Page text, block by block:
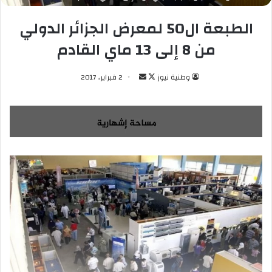
الطبعة ال50 لمعرض الجزائر الدولي
من 8 إلى 13 ماي القادم
وطنية نيوز
ت
ب
ع
ع
ى
X
س
ل
ب
ي
د
ا
إ
ل
ك
ت
ر
2 فبراير، 2017